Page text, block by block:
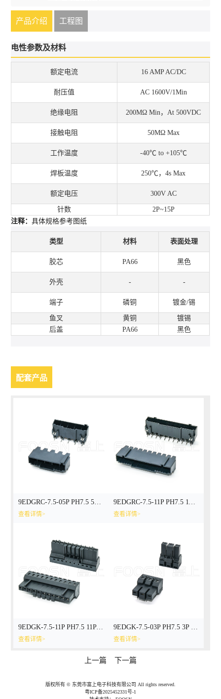
产品介绍 工程图
电性参数及材料
额定电流 16 AMP AC/DC
耐压值 AC 1600V/1Min
绝缘电阻 200MΩ Min，At 500VDC
接触电阻 50MΩ Max
工作温度 -40℃ to +105℃
焊板温度 250℃，4s Max
额定电压 300V AC
针数 2P~15P
注释：具体规格参考图纸
类型 材料 表面处理
胶芯 PA66 黑色
外壳 - -
端子 磷铜 镀金/锡
鱼叉 黄铜
镀锡
后盖
PA66 黑色
配套产品
查看详情> 查看详情>
9EDGK-7.5-11P PH7.5 11P 功率端子 线端母头
查看详情> 查看详情>
上一篇 下一篇
版权所有 © 东莞市富上电子科技有限公司 All rights reserved.
粤ICP备2025452331号-1